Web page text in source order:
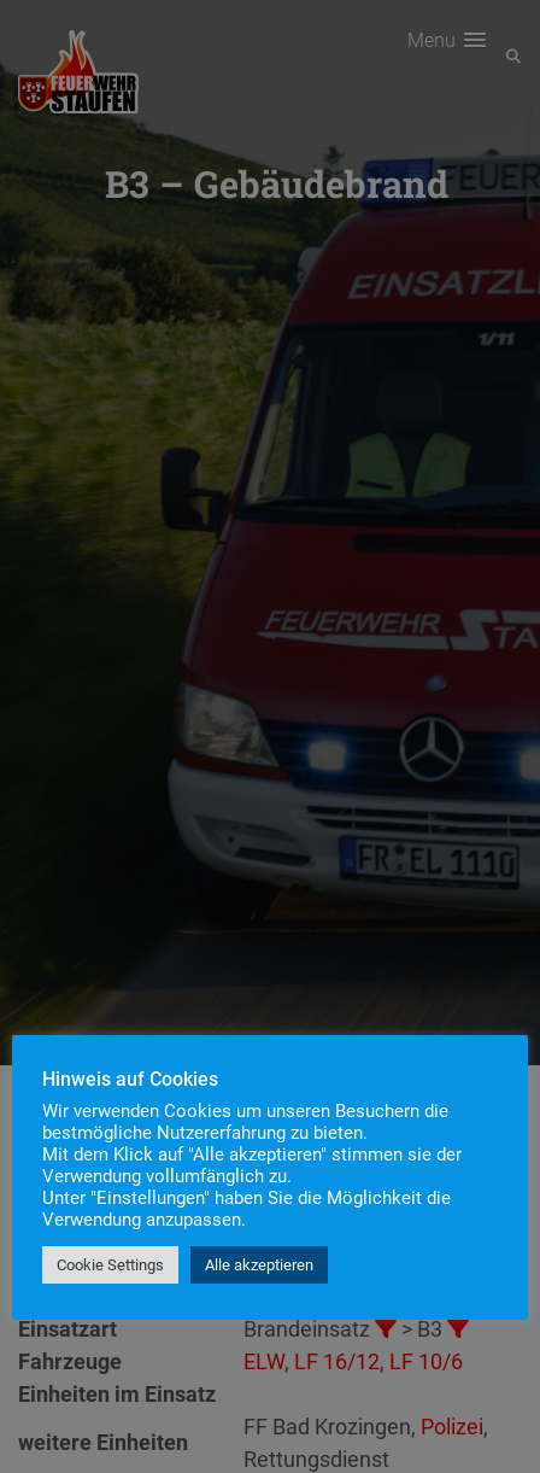
Menu
B3 – Gebäudebrand
Einsatznummer
69
Einsatzstichwort
B3 – Gebäudebrand
Einsatzort
Alarmierungszeitpunkt23. November 2025 20:42
Einsatzart
Brandeinsatz
> B3
Fahrzeuge
ELW, LF 16/12, LF 10/6
Einheiten im Einsatz
weitere Einheiten
FF Bad Krozingen, Polizei,
Rettungsdienst
Hinweis auf Cookies
Wir verwenden Cookies um unseren Besuchern die
bestmögliche Nutzererfahrung zu bieten.
Mit dem Klick auf "Alle akzeptieren" stimmen sie der
Verwendung vollumfänglich zu.
Unter "Einstellungen" haben Sie die Möglichkeit die
Verwendung anzupassen.
Cookie Settings Alle akzeptieren